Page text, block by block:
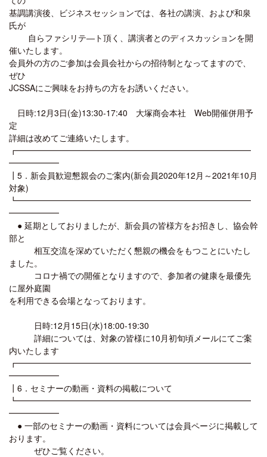
基調講演後、ビジネスセッションでは、各社の講演、および和泉
氏が
自らファシリテ―ト頂く、講演者とのディスカッションを開
催いたします。
会員外の方のご参加は会員会社からの招待制となってますので、
ぜひ
JCSSAにご興味をお持ちの方をお誘いください。
日時:12月3日(金)13:30-17:40 大塚商会本社 Web開催併用予
定
詳細は改めてご連絡いたします。
┏━━━━━━━━━━━━━━━━━━━━━━━━━━━━
━━━━━━
┃5．新会員歓迎懇親会のご案内(新会員2020年12月～2021年10月
対象)
┗━━━━━━━━━━━━━━━━━━━━━━━━━━━━
━━━━━━
● 延期としておりましたが、新会員の皆様方をお招きし、協会幹
部と
相互交流を深めていただく懇親の機会をもつことにいたし
ました。
コロナ禍での開催となりますので、参加者の健康を最優先
に屋外庭園
を利用できる会場となっております。
日時:12月15日(水)18:00-19:30
詳細については、対象の皆様に10月初旬頃メールにてご案
内いたします
┏━━━━━━━━━━━━━━━━━━━━━━━━━━━━
━━━━━━
┃6．セミナーの動画・資料の掲載について
┗━━━━━━━━━━━━━━━━━━━━━━━━━━━━
━━━━━━
● 一部のセミナーの動画・資料については会員ページに掲載して
おります。
ぜひご覧ください。